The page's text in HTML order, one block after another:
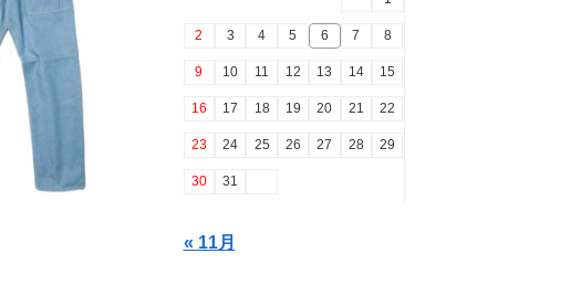
2 3 4 5 6 7 8
9 10 11 12 13 14 15
16 17 18 19 20 21 22
23 24 25 26 27 28 29
30 31
« 11月